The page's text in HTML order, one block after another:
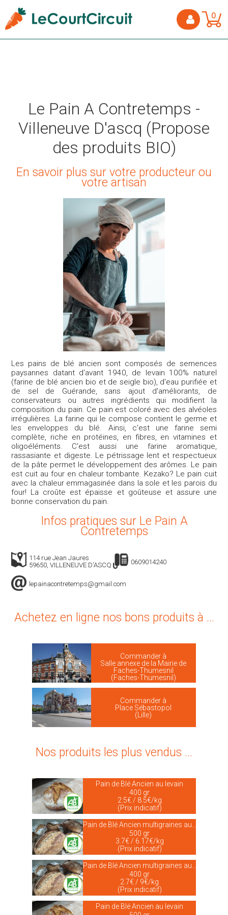
0
Le Pain A Contretemps -
Villeneuve D'ascq (Propose
des produits BIO)
En savoir plus sur votre producteur ou
votre artisan
Les pains de blé ancien sont composés de semences
paysannes datant d'avant 1940, de levain 100% naturel
(farine de blé ancien bio et de seigle bio), d'eau purifiée et
de sel de Guérande, sans ajout d'améliorants, de
conservateurs ou autres ingrédients qui modifient la
composition du pain. Ce pain est coloré avec des alvéoles
irrégulières. La farine qui le compose contient le germe et
les enveloppes du blé. Ainsi, c'est une farine semi
complète, riche en protéines, en fibres, en vitamines et
oligoéléments. C'est aussi une farine aromatique,
rassasiante et digeste. Le pétrissage lent et respectueux
de la pâte permet le développement des arômes. Le pain
est cuit au four en chaleur tombante. Kezako? Le pain cuit
avec la chaleur emmagasinée dans la sole et les parois du
four! La croûte est épaisse et goûteuse et assure une
bonne conservation du pain.
Infos pratiques sur Le Pain A
Contretemps
114 rue Jean Jaures
59650, VILLENEUVE D'ASCQ
0609014240
lepainacontretemps@gmail.com
Achetez en ligne nos bons produits à ...
Commander à
Salle annexe de la Mairie de
Faches-Thumesnil
(Faches-Thumesnil)
Commander à
Place Sébastopol
(Lille)
Nos produits les plus vendus ...
Pain de Blé Ancien au levain
400 gr
2.5€ / 8.5€/kg
(Prix indicatif)
Pain de Blé Ancien multigraines au...
500 gr
3.7€ / 6.17€/kg
(Prix indicatif)
Pain de Blé Ancien multigraines au...
400 gr
2.7€ / 9€/kg
(Prix indicatif)
Pain de Blé Ancien au levain